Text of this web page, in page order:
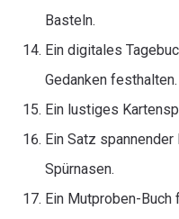
Basteln.
Ein digitales
Gedanken festhalten.
Ein lustiges
Ein Satz
Spürnasen.
Ein Mutproben-